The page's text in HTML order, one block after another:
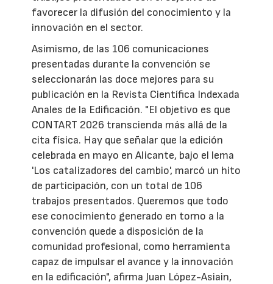
favorecer la difusión del conocimiento y la
innovación en el sector.
Asimismo, de las 106 comunicaciones
presentadas durante la convención se
seleccionarán las doce mejores para su
publicación en la Revista Científica Indexada
Anales de la Edificación. "El objetivo es que
CONTART 2026 transcienda más allá de la
cita física. Hay que señalar que la edición
celebrada en mayo en Alicante, bajo el lema
'Los catalizadores del cambio', marcó un hito
de participación, con un total de 106
trabajos presentados. Queremos que todo
ese conocimiento generado en torno a la
convención quede a disposición de la
comunidad profesional, como herramienta
capaz de impulsar el avance y la innovación
en la edificación", afirma Juan López-Asiain,